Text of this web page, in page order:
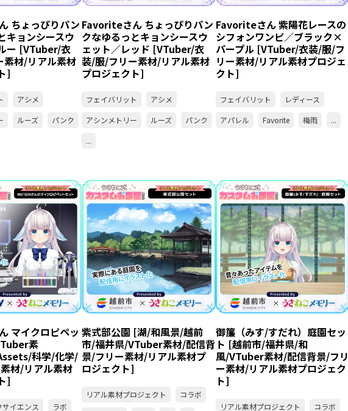
ちょっぴりパン
キョンシースウ
ー [VTuber/衣
材/リアル素材
]
アシメ
ルーズ
パンク
Favoriteさん ちょっぴりパン
クなゆるっとキョンシースウ
ェット／レッド [VTuber/衣
装/服/フリー素材/リアル素材
プロジェクト]
フェイバリット
アシメ
アシンメトリー
ルーズ
パンク
...
Favoriteさん 紫陽花レースの
シフォンワンピ／ブラック×
パープル [VTuber/衣装/服/フ
リー素材/リアル素材プロジェ
クト]
フェイバリット
レディース
アパレル
Favorite 梅雨 ...
マイクロピペッ
素
科学/化学/
材/リアル素材
]
サイエンス ラボ
紫式部公園 [湖/和風景/越前
市/福井県/VTuber素材/配信背
景/フリー素材/リアル素材プ
ロジェクト]
リアル素材プロジェクト
コラボ
御簾（みす/すだれ）庭園セッ
ト [越前市/福井県/和
風/VTuber素材/配信背景/フリ
ー素材/リアル素材プロジェク
ト]
リアル素材プロジェクト コラボ